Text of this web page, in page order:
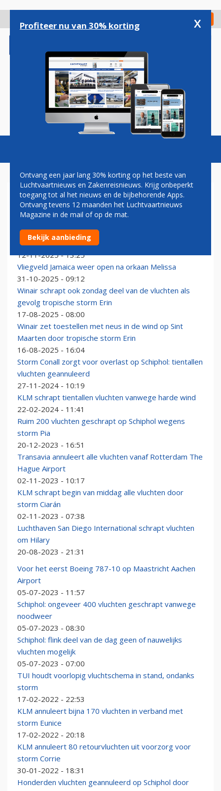
gaan
Check in
Magazine Podcasts Vacatures
STORM
Vluchten van en naar Taiwan gecancelled door
tropische storm
12-11-2025 - 13:25
Vliegveld Jamaica weer open na orkaan Melissa
31-10-2025 - 09:12
Winair schrapt ook zondag deel van de vluchten als
gevolg tropische storm Erin
17-08-2025 - 08:00
Winair zet toestellen met neus in de wind op Sint
Maarten door tropische storm Erin
16-08-2025 - 16:04
Storm Conall zorgt voor overlast op Schiphol: tientallen
vluchten geannuleerd
27-11-2024 - 10:19
KLM schrapt tientallen vluchten vanwege harde wind
22-02-2024 - 11:41
Ruim 200 vluchten geschrapt op Schiphol wegens
storm Pia
20-12-2023 - 16:51
Transavia annuleert alle vluchten vanaf Rotterdam The
Hague Airport
02-11-2023 - 10:17
KLM schrapt begin van middag alle vluchten door
storm Ciarán
02-11-2023 - 07:38
Luchthaven San Diego International schrapt vluchten
om Hilary
20-08-2023 - 21:31
Voor het eerst Boeing 787-10 op Maastricht Aachen
Airport
05-07-2023 - 11:57
Schiphol: ongeveer 400 vluchten geschrapt vanwege
noodweer
05-07-2023 - 08:30
Schiphol: flink deel van de dag geen of nauwelijks
vluchten mogelijk
05-07-2023 - 07:00
TUI houdt voorlopig vluchtschema in stand, ondanks
storm
17-02-2022 - 22:53
KLM annuleert bijna 170 vluchten in verband met
storm Eunice
17-02-2022 - 20:18
KLM annuleert 80 retourvluchten uit voorzorg voor
storm Corrie
30-01-2022 - 18:31
Honderden vluchten geannuleerd op Schiphol door
Profiteer nu van 30% korting x
Ontvang een jaar lang 30% korting op het beste van
Luchtvaartnieuws en Zakenreisnieuws. Krijg onbeperkt
toegang tot al het nieuws en de bijbehorende Apps.
Ontvang tevens 12 maanden het Luchtvaartnieuws
Magazine in de mail of op de mat.
Bekijk aanbieding